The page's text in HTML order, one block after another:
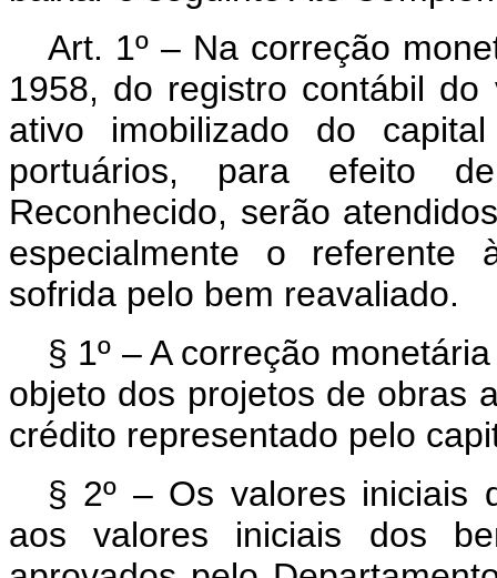
Art. 1º – Na correção
1958, do registro contábil
ativo imobilizado do
portuários, para efeito
Reconhecido, serão
especialmente o referente
sofrida pelo bem reavaliado.
§ 1º – A correção
objeto dos projetos de obras
crédito representado pelo
§ 2º – Os valores iniciais
aos valores iniciais dos